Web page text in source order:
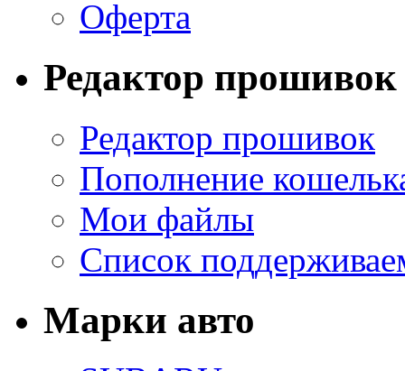
Оферта
Редактор прошивок
Редактор прошивок
Пополнение
Мои файлы
Список
Марки авто